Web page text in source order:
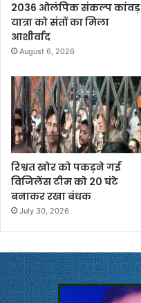
2036 ओलंपिक संकल्प कांवड़
यात्रा को संतों का मिला
आशीर्वाद
August 6, 2026
रिश्वत खोर को पकड़ने गई
विजिलेंस टीम को 20 घंटे
बनाकर रखा बंधक
July 30, 2026